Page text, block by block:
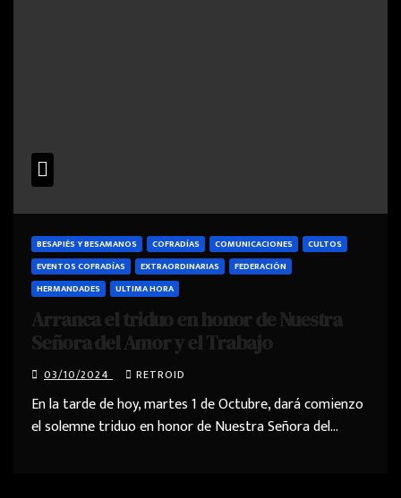
BESAPIÉS Y BESAMANOS COFRADÍAS COMUNICACIONES
CULTOS
EVENTOS COFRADÍAS
EXTRAORDINARIAS
FEDERACIÓN
HERMANDADES
ULTIMA HORA
Arranca el triduo en honor de Nuestra
Señora del Amor y el Trabajo
03/10/2024 RETROID
En la tarde de hoy, martes 1 de Octubre, dará comienzo
el solemne triduo en honor de Nuestra Señora del…